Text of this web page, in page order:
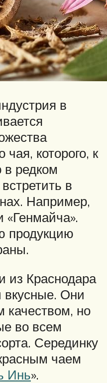
в
чая, которого, к
в редком
в
Например,
«Генмайча».
продукцию
из Краснодара
вкусные. Они
качеством, но
во всем
Серединку
чаем
Инь».